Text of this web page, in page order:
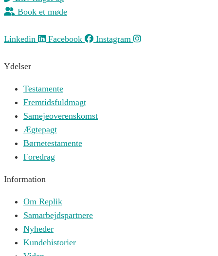
Book et møde
Linkedin Facebook Instagram
Ydelser
Testamente
Fremtidsfuldmagt
Samejeoverenskomst
Ægtepagt
Børnetestamente
Foredrag
Information
Om Replik
Samarbejdspartnere
Nyheder
Kundehistorier